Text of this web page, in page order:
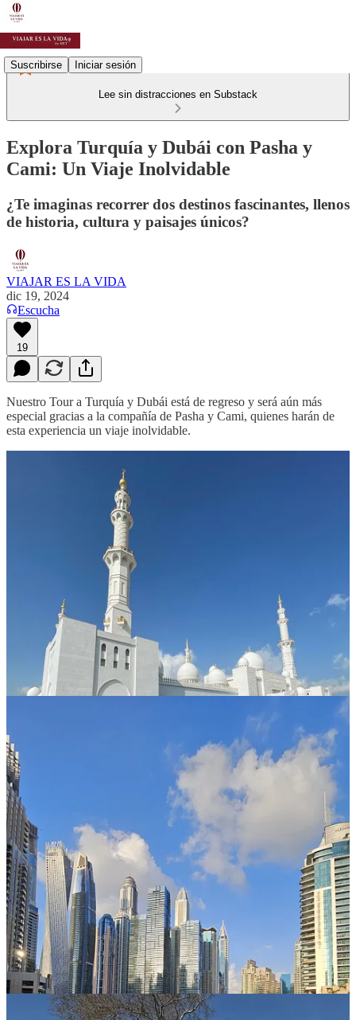
Suscribirse Iniciar sesión
Lee sin distracciones en Substack
Explora Turquía y Dubái con Pasha y
Cami: Un Viaje Inolvidable
¿Te imaginas recorrer dos destinos fascinantes, llenos
de historia, cultura y paisajes únicos?
VIAJAR ES LA VIDA
dic 19, 2024
Escucha
19
Nuestro Tour a Turquía y Dubái está de regreso y será aún más
especial gracias a la compañía de Pasha y Cami, quienes harán de
esta experiencia un viaje inolvidable.
¿Por Qué Viajar en Esta Temporada?
Viajar en esta época es ideal para disfrutar del clima perfecto en
ambos destinos. En Turquía, la primavera y el otoño ofrecen
temperaturas agradables para recorrer sus sitios históricos sin el calor
del verano. En Dubái, los meses más frescos permiten disfrutar
mejor sus impresionantes atracciones al aire libre y safaris en el
desierto.
Descubre la Historia y Cultura que Te Espera
Dubái:
Burj Khalifa: Sube al rascacielos más alto del mundo y contempla
una vista impresionante de la ciudad futurista.
Desierto Árabe: Vive la emoción de un safari en 4x4 y disfruta de
una cena bajo las estrellas con espectáculos tradicionales.
Distrito Histórico de Al Fahidi: Retrocede en el tiempo explorando
los mercados tradicionales y la rica historia emiratí.